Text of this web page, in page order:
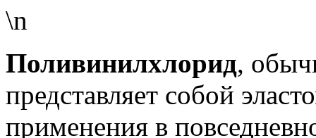
\n
Поливинилхлорид,
представляет собой
применения в